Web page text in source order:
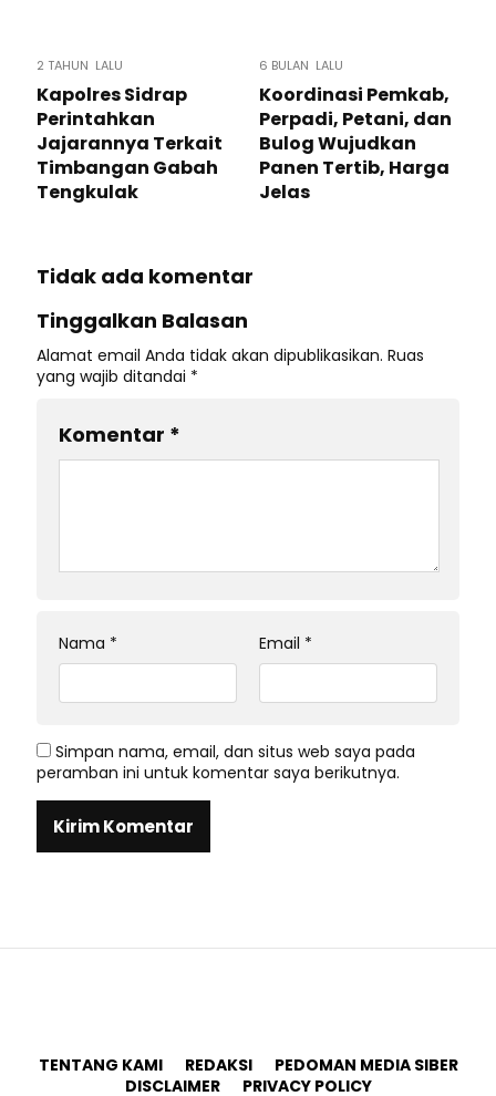
2 TAHUN LALU
Kapolres Sidrap
Perintahkan
Jajarannya Terkait
Timbangan Gabah
Tengkulak
6 BULAN LALU
Koordinasi Pemkab,
Perpadi, Petani, dan
Bulog Wujudkan
Panen Tertib, Harga
Jelas
Tidak ada komentar
Tinggalkan Balasan
Alamat email Anda tidak akan dipublikasikan. Ruas
yang wajib ditandai *
Komentar *
Nama * Email *
Simpan nama, email, dan situs web saya pada
peramban ini untuk komentar saya berikutnya.
TENTANG KAMI REDAKSI
PEDOMAN MEDIA SIBER
DISCLAIMER
PRIVACY POLICY